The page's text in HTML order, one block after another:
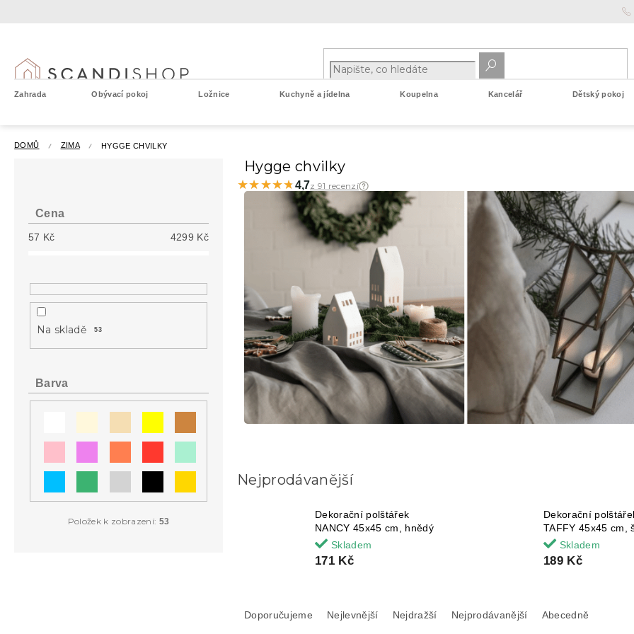
Zahrada Obývací pokoj Ložnice Kuchyně a jídelna Koupelna Kancelář Dětský pokoj
DOMŮ ZIMA HYGGE CHVILKY
Cena
57 Kč 4299 Kč
Na skladě 53
Barva
Položek k zobrazení: 53
Hygge chvilky
★★★★★
★★★★★4,7z 91 recenzí
Nejprodávanější
Dekorační polštářek
NANCY 45x45 cm, hnědý
Skladem
171 Kč
Dekorační
TAFFY 45x45 cm,
Skladem
189 Kč
Doporučujeme Nejlevnější Nejdražší Nejprodávanější Abecedně